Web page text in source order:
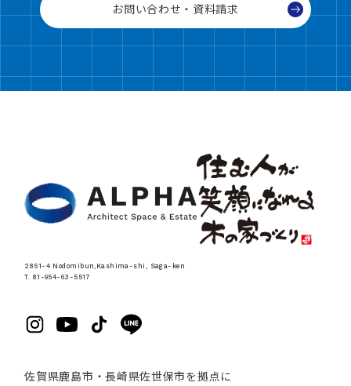
お問い合わせ・資料請求
2851-4 Nodomibun,Kashima-shi, Saga-ken
T. 81-954-63-5517
佐賀県鹿島市・長崎県佐世保市を拠点に